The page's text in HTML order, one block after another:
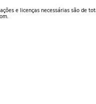
e licenças necessárias são de